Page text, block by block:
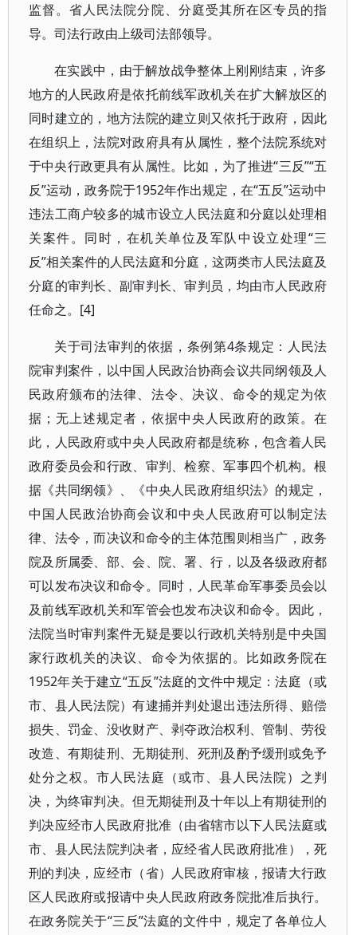
监督。省人民法院分院、分庭受其所在区专员的指
导。司法行政由上级司法部领导。
在实践中，由于解放战争整体上刚刚结束，许多
地方的人民政府是依托前线军政机关在扩大解放区的
同时建立的，地方法院的建立则又依托于政府，因此
在组织上，法院对政府具有从属性，整个法院系统对
于中央行政更具有从属性。比如，为了推进“三反”“五
反”运动，政务院于1952年作出规定，在“五反”运动中
违法工商户较多的城市设立人民法庭和分庭以处理相
关案件。同时，在机关单位及军队中设立处理“三
反”相关案件的人民法庭和分庭，这两类市人民法庭及
分庭的审判长、副审判长、审判员，均由市人民政府
任命之。[4]
关于司法审判的依据，条例第4条规定：人民法
院审判案件，以中国人民政治协商会议共同纲领及人
民政府颁布的法律、法令、决议、命令的规定为依
据；无上述规定者，依据中央人民政府的政策。在
此，人民政府或中央人民政府都是统称，包含着人民
政府委员会和行政、审判、检察、军事四个机构。根
据《共同纲领》、《中央人民政府组织法》的规定，
中国人民政治协商会议和中央人民政府可以制定法
律、法令，而决议和命令的主体范围则相当广，政务
院及所属委、部、会、院、署、行，以及各级政府都
可以发布决议和命令。同时，人民革命军事委员会以
及前线军政机关和军管会也发布决议和命令。因此，
法院当时审判案件无疑是要以行政机关特别是中央国
家行政机关的决议、命令为依据的。比如政务院在
1952年关于建立“五反”法庭的文件中规定：法庭（或
市、县人民法院）有逮捕并判处退出违法所得、赔偿
损失、罚金、没收财产、剥夺政治权利、管制、劳役
改造、有期徒刑、无期徒刑、死刑及酌予缓刑或免予
处分之权。市人民法庭（或市、县人民法院）之判
决，为终审判决。但无期徒刑及十年以上有期徒刑的
判决应经市人民政府批准（由省辖市以下人民法庭或
市、县人民法院判决者，应经省人民政府批准），死
刑的判决，应经市（省）人民政府审核，报请大行政
区人民政府或报请中央人民政府政务院批准后执行。
在政务院关于“三反”法庭的文件中，规定了各单位人